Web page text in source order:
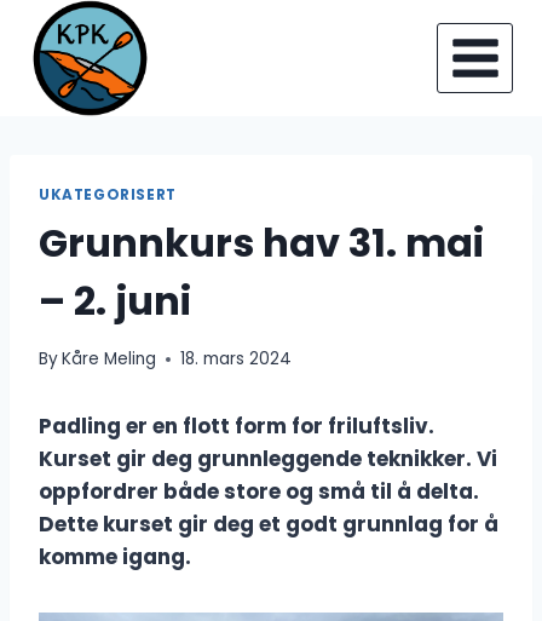
content
UKATEGORISERT
Grunnkurs hav 31. mai
– 2. juni
ByKåre Meling 18. mars 2024
Padling er en flott form for friluftsliv.
Kurset gir deg grunnleggende teknikker. Vi
oppfordrer både store og små til å delta.
Dette kurset gir deg et godt grunnlag for å
komme igang.